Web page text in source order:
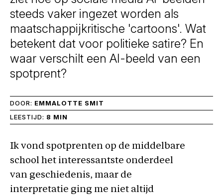
steeds vaker ingezet worden als
maatschappijkritische 'cartoons'. Wat
betekent dat voor politieke satire? En
waar verschilt een AI-beeld van een
spotprent?
DOOR: EMMALOTTE SMIT
LEESTIJD: 8 MIN
Ik vond spotprenten op de middelbare
school het interessantste onderdeel
van geschiedenis, maar de
interpretatie ging me niet altijd